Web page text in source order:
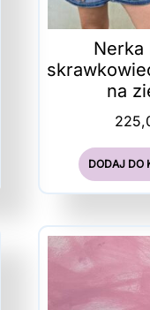
Nerka
na
DODAJ DO